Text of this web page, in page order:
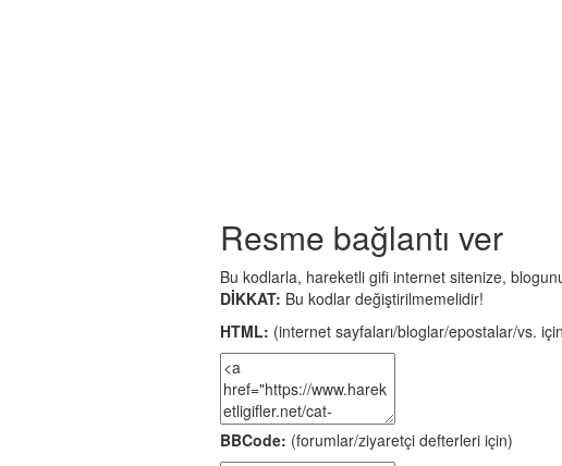
Resme bağlantı ver
Bu kodlarla, hareketli gifi internet sitenize,
DİKKAT: Bu kodlar değiştirilmemelidir!
HTML: (internet sayfaları/bloglar/epostalar/vs.
BBCode: (forumlar/ziyaretçi defterleri için)